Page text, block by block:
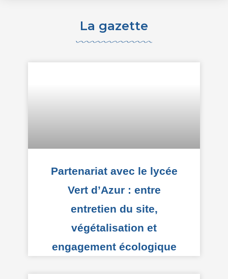
La gazette
Partenariat avec le lycée
Vert d’Azur : entre
entretien du site,
végétalisation et
engagement écologique